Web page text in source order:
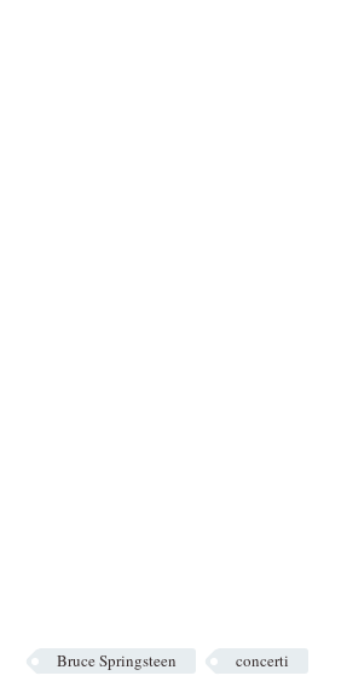
Bruce Springsteen
concerti